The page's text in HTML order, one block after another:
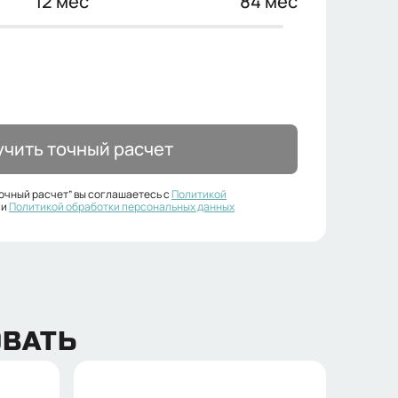
точный расчет
расчет” вы соглашаетесь сПолитикой
Политикой обработки персональных данных